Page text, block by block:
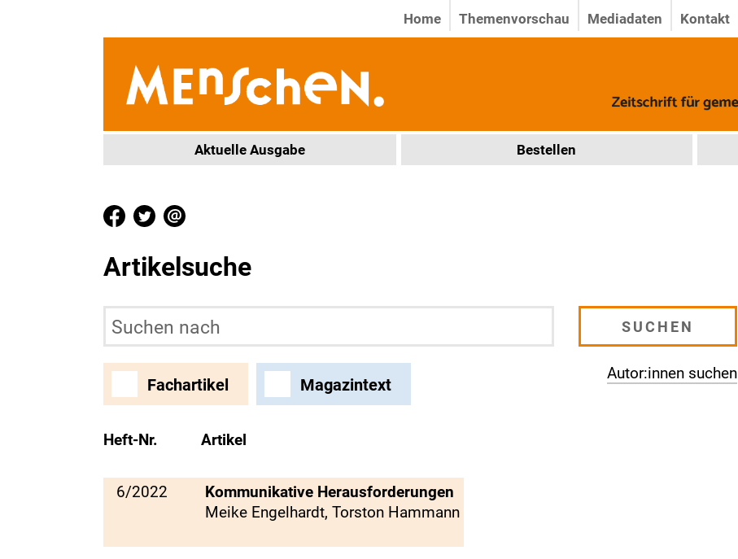
Kontakt
Mediadaten
Themenvorschau
Home
Aktuelle Ausgabe Bestellen
Artikelsuche
Fachartikel Magazintext
Autor:innen suchen
Heft-Nr. Artikel
6/2022
Kommunikative Herausforderungen
Meike Engelhardt, Torston Hammann